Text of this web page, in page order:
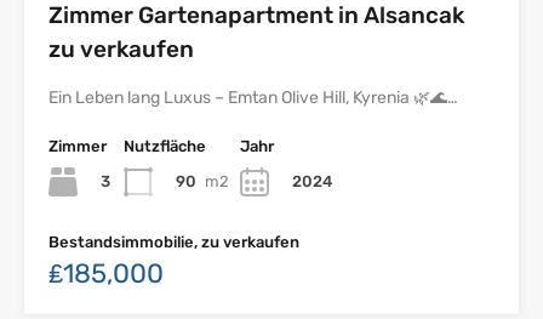
Zimmer Gartenapartment in Alsancak
zu verkaufen
Ein Leben lang Luxus – Emtan Olive Hill, Kyrenia 🌿🌊…
Zimmer
3
Nutzfläche
90 m2
Jahr
2024
Bestandsimmobilie, zu verkaufen
₤185,000